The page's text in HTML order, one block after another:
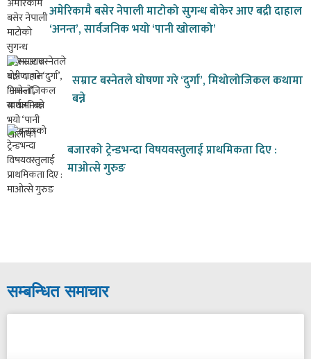
अमेरिकामै बसेर नेपाली माटोको सुगन्ध बोकेर आए बद्री दाहाल
‘अनन्त’, सार्वजनिक भयो ‘पानी खोलाको’
सम्राट बस्नेतले घोषणा गरे ‘दुर्गा’, मिथोलोजिकल कथामा
बन्ने
बजारको ट्रेन्डभन्दा विषयवस्तुलाई प्राथमिकता दिए :
माओत्से गुरुङ
सम्बन्धित समाचार